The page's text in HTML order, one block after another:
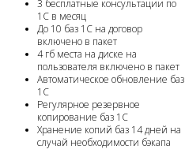
3 бесплатные консультации по
1С в месяц
До 10 баз 1С на договор
включено в пакет
4 гб места на диске на
пользователя включено в пакет
Автоматическое обновление баз
1С
Регулярное резервное
копирование баз 1С
Хранение копий баз 14 дней на
случай необходимости бэкапа